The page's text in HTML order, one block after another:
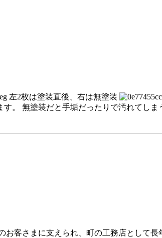
左2枚は塗装直後、右は無塗装
。 無塗装だと手垢だったりで汚れてしま
お客さまに支えられ、町の工務店として長